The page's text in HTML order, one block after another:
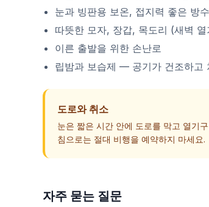
눈과 빙판용 보온, 접지력 좋은 방
따뜻한 모자, 장갑, 목도리 (새벽 열
이른 출발을 위한 손난로
립밤과 보습제 — 공기가 건조하고
도로와 취소
눈은 짧은 시간 안에 도로를 막고 열기
침으로는 절대 비행을 예약하지 마세요.
자주 묻는 질문